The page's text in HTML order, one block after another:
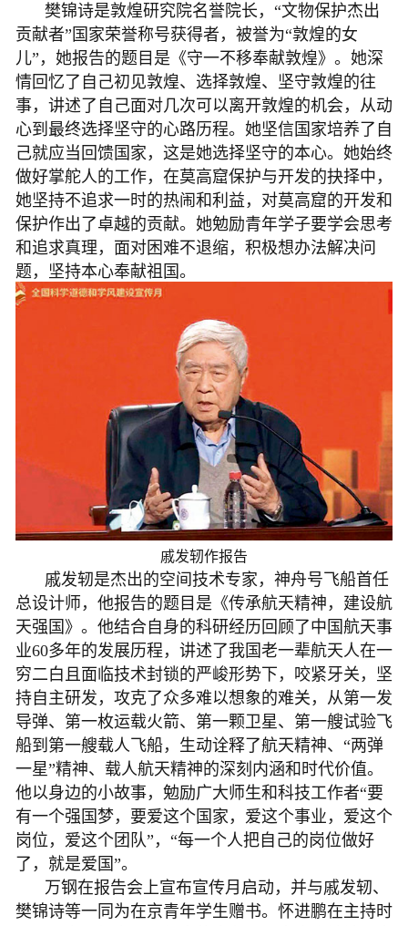
樊锦诗是敦煌研究院名誉院长，“文物保护杰出
贡献者”国家荣誉称号获得者，被誉为“敦煌的女
儿”，她报告的题目是《守一不移奉献敦煌》。她深
情回忆了自己初见敦煌、选择敦煌、坚守敦煌的往
事，讲述了自己面对几次可以离开敦煌的机会，从动
心到最终选择坚守的心路历程。她坚信国家培养了自
己就应当回馈国家，这是她选择坚守的本心。她始终
做好掌舵人的工作，在莫高窟保护与开发的抉择中，
她坚持不追求一时的热闹和利益，对莫高窟的开发和
保护作出了卓越的贡献。她勉励青年学子要学会思考
和追求真理，面对困难不退缩，积极想办法解决问
题，坚持本心奉献祖国。
戚发轫作报告
戚发轫是杰出的空间技术专家，神舟号飞船首任
总设计师，他报告的题目是《传承航天精神，建设航
天强国》。他结合自身的科研经历回顾了中国航天事
业60多年的发展历程，讲述了我国老一辈航天人在一
穷二白且面临技术封锁的严峻形势下，咬紧牙关，坚
持自主研发，攻克了众多难以想象的难关，从第一发
导弹、第一枚运载火箭、第一颗卫星、第一艘试验飞
船到第一艘载人飞船，生动诠释了航天精神、“两弹
一星”精神、载人航天精神的深刻内涵和时代价值。
他以身边的小故事，勉励广大师生和科技工作者“要
有一个强国梦，要爱这个国家，爱这个事业，爱这个
岗位，爱这个团队”，“每一个人把自己的岗位做好
了，就是爱国”。
万钢在报告会上宣布宣传月启动，并与戚发轫、
樊锦诗等一同为在京青年学生赠书。怀进鹏在主持时